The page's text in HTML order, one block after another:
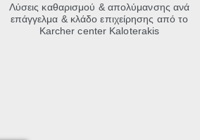
Λύσεις καθαρισμού & απολύμανσης ανά
επάγγελμα & κλάδο επιχείρησης από τo
Karcher center Kaloterakis